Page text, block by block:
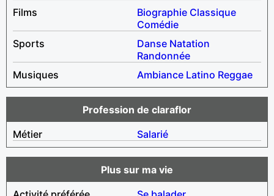
Films
Biographie Classique
Comédie
Sports
Danse Natation
Randonnée
Musiques
Ambiance Latino Reggae
Profession de claraflor
Métier
Salarié
Plus sur ma vie